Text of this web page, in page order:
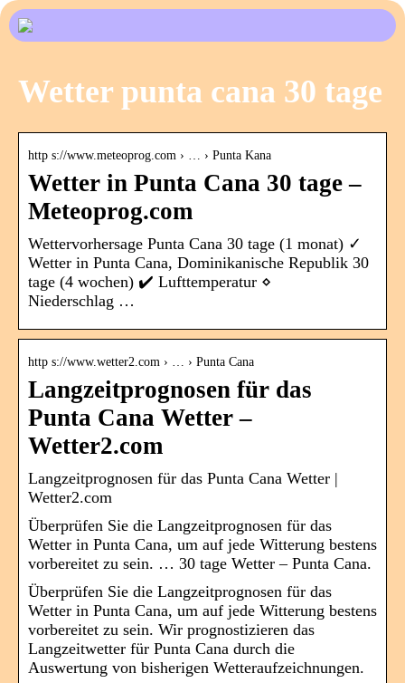
Wetter punta cana 30 tage
http s://www.meteoprog.com › … › Punta Kana
Wetter in Punta Cana 30 tage –
Meteoprog.com
Wettervorhersage Punta Cana 30 tage (1 monat) ✓
Wetter in Punta Cana, Dominikanische Republik 30
tage (4 wochen) ✔️ Lufttemperatur ⋄
Niederschlag …
http s://www.wetter2.com › … › Punta Cana
Langzeitprognosen für das
Punta Cana Wetter –
Wetter2.com
Langzeitprognosen für das Punta Cana Wetter |
Wetter2.com
Überprüfen Sie die Langzeitprognosen für das
Wetter in Punta Cana, um auf jede Witterung bestens
vorbereitet zu sein. … 30 tage Wetter – Punta Cana.
Überprüfen Sie die Langzeitprognosen für das
Wetter in Punta Cana, um auf jede Witterung bestens
vorbereitet zu sein. Wir prognostizieren das
Langzeitwetter für Punta Cana durch die
Auswertung von bisherigen Wetteraufzeichnungen.